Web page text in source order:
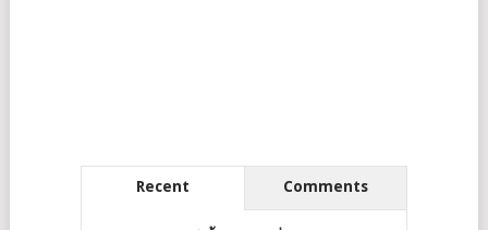
Recent Comments